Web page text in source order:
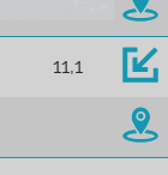
11,1